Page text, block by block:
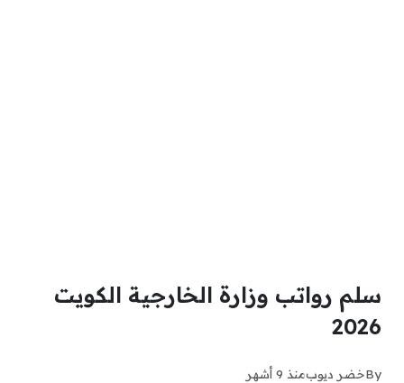
سلم رواتب وزارة الخارجية الكويت
2026
Byخضر ديوبمنذ 9 أشهر